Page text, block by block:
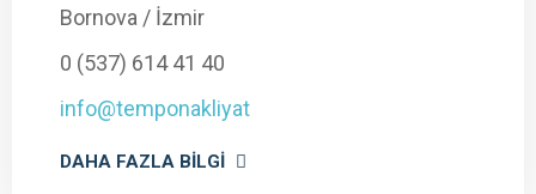
Bornova / İzmir
0 (537) 614 41 40
info@temponakliyat
DAHA FAZLA BILGI